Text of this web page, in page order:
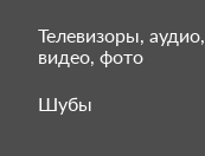
Телевизоры, аудио,
видео, фото
Шубы